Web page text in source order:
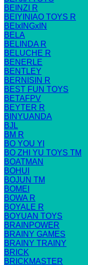
BEINZI R
BEIYINIAO TOYS R
BEIxINGxIN
BELA
BELINDA R
BELUCHE R
BENERLE
BENTLEY
BERNISIN R
BEST FUN TOYS
BETAFPV
BEYTER R
BINYUANDA
BJL
BM R
BO YOU YI
BO ZHI YU TOYS TM
BOATMAN
BOHUI
BOJUN TM
BOMEI
BOWA R
BOYALE R
BOYUAN TOYS
BRAINPOWER
BRAINY GAMES
BRAINY TRAINY
BRICK
BRICKMASTER